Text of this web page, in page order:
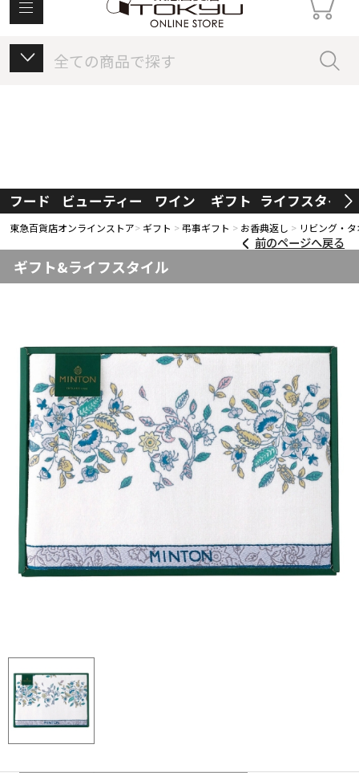
東急百貨店オンラインストアについて
フード ビューティー ワイン ギフト ライフスタイル
東急百貨店オンラインストア ギフト 弔事ギフト お香典返し リビング・
前のページへ戻る
ギフト&ライフスタイル